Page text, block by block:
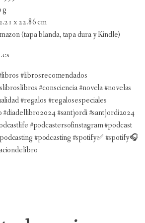
g
x 2.21 x 22.86 cm
(tapa blanda, tapa dura y Kindle)
#librosrecomendados
#consciencia #novela #novelas
#regalos #regalosespeciales
#santjordi #santjordi2024
#podcastersofinstagram #podcast
#podcasting #spotify✅ #spotify🎧